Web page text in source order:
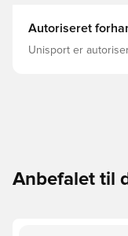
Autoriseret
Unisport er
Anbefalet til